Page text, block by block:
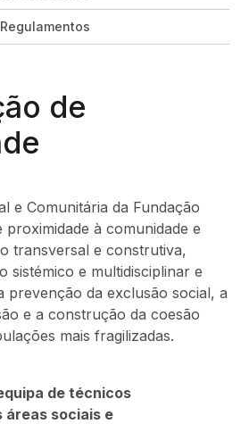
Regulamentos
de
e Comunitária da Fundação
à comunidade e
transversal e construtiva,
sistémico e multidisciplinar e
prevenção da exclusão social, a
e a construção da coesão
mais fragilizadas.
de técnicos
áreas sociais e